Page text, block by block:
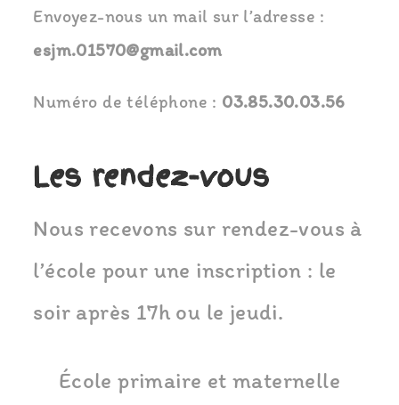
Envoyez-nous un mail sur l’adresse :
esjm.01570@gmail.com
Numéro de téléphone : 03.85.30.03.56
Les rendez-vous
Nous recevons sur rendez-vous à
l’école pour une inscription : le
soir après 17h ou le jeudi.
École primaire et maternelle